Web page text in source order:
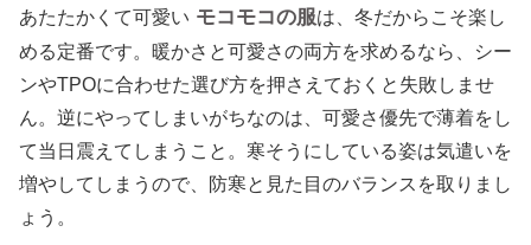
あたたかくて可愛い モコモコの服は、冬だからこそ楽し
める定番です。暖かさと可愛さの両方を求めるなら、シー
ンやTPOに合わせた選び方を押さえておくと失敗しませ
ん。逆にやってしまいがちなのは、可愛さ優先で薄着をし
て当日震えてしまうこと。寒そうにしている姿は気遣いを
増やしてしまうので、防寒と見た目のバランスを取りまし
ょう。